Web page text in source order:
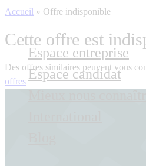
Espace entreprise
Espace candidat
Accueil » Offre indisponible
Cette offre est
Des offres similaires peuvent vous
offres